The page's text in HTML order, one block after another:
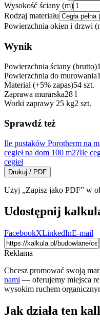
Wysokość ściany (m)
Rodzaj materiału
Powierzchnia okien i drzwi
Wynik
Powierzchnia ściany (brutto)
Powierzchnia do murowania
Materiał (+5% zapas)54 szt.
Zaprawa murarska28 l
Worki zaprawy 25 kg2 szt.
Sprawdź też
Ile pustaków Porotherm na
cegieł na dom 100 m2?Ile
cegieł
Drukuj / PDF
Użyj „Zapisz jako PDF” w
Udostępnij
FacebookXLinkedInE-mail
Reklama
Chcesz promować swoją
nami — oferujemy miejsca
wysokim ruchem
Jak działa ten